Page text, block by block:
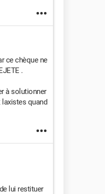
ce chèque ne
.
à solutionner
quand
lui restituer